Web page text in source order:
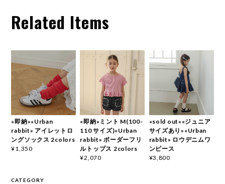
Related Items
«即納»«Urban
rabbit» アイレットロ
ングソックス 2colors
¥1,350
«即納»ミント M(100-
110 サイズ)«Urban
rabbit» ボーダーフリ
ルトップス 2colors
¥2,070
«sold out»«ジュニア
サイズあり»«Urban
rabbit» ロウデニムワ
ンピース
¥3,800
CATEGORY